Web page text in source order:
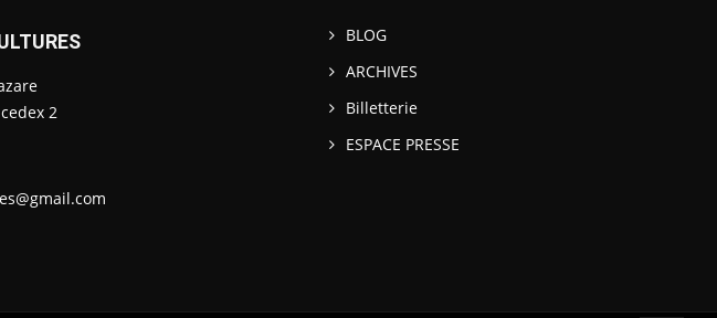
2
BLOG
ARCHIVES
Billetterie
ESPACE PRESSE